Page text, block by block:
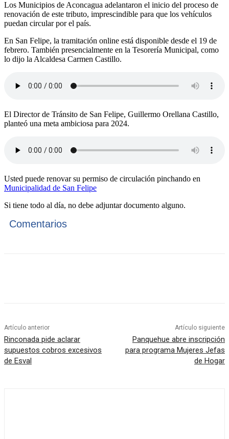
Los Municipios de Aconcagua adelantaron el inicio del proceso de
renovación de este tributo, imprescindible para que los vehículos
puedan circular por el país.
En San Felipe, la tramitación online está disponible desde el 19 de
febrero. También presencialmente en la Tesorería Municipal, como
lo dijo la Alcaldesa Carmen Castillo.
El Director de Tránsito de San Felipe, Guillermo Orellana Castillo,
planteó una meta ambiciosa para 2024.
Usted puede renovar su permiso de circulación pinchando en
Municipalidad de San Felipe
Si tiene todo al día, no debe adjuntar documento alguno.
Comentarios
Artículo anterior
Rinconada pide aclarar
supuestos cobros excesivos
de Esval
Artículo siguiente
Panquehue abre inscripción
para programa Mujeres Jefas
de Hogar